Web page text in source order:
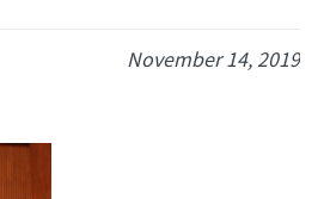
November 14, 2019